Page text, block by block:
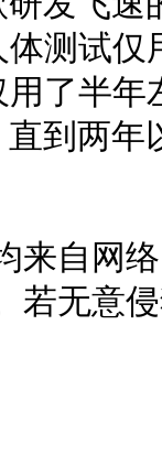
测试
了半
到两年
来自网
若无意